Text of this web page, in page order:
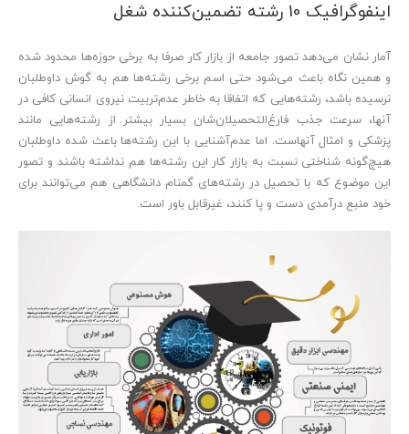
اینفوگرافیک 10 رشته تضمین‌کننده شغل
آمار نشان می‌دهد تصور جامعه از بازار کار صرفا به برخی حوزه‌ها محدود شده
و همین نگاه باعث می‌شود حتی اسم برخی رشته‌ها هم به گوش داوطلبان
نرسیده باشد، رشته‌هایی که اتفاقا به خاطر عدم‌تربیت نیروی انسانی کافی در
آنها، سرعت جذب فارغ‌التحصیلان‌شان بسیار بیشتر از رشته‌هایی مانند
پزشکی و امثال آنهاست. اما عدم‌آشنایی با این رشته‌ها باعث شده داوطلبان
هیچ‌گونه شناختی نسبت به بازار کار این رشته‌ها هم نداشته باشند و تصور
این موضوع که با تحصیل در رشته‌های گمنام دانشگاهی هم می‌توانند برای
خود منبع درآمدی دست و پا کنند، غیرقابل باور است.